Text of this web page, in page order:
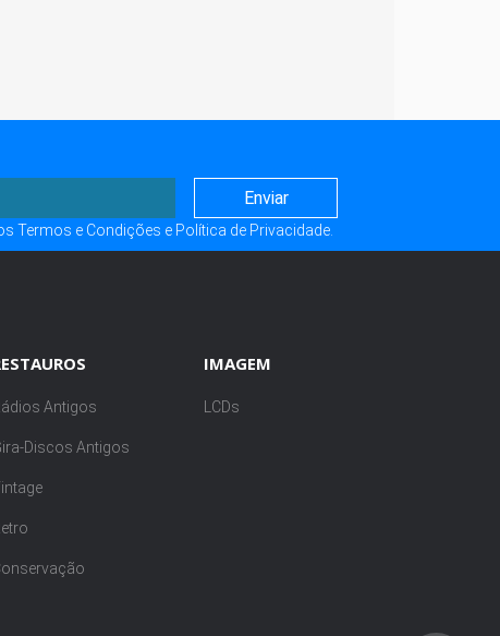
Termos e Condições e Política de Privacidade
Antigos
Discos Antigos
IMAGEM
LCDs